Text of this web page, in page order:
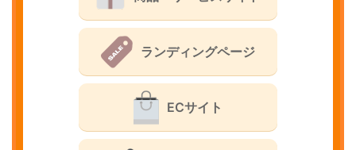
ランディングページ
ECサイト